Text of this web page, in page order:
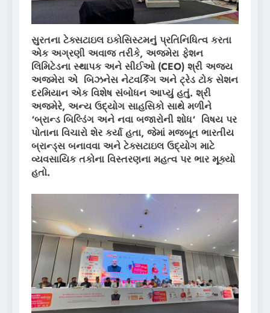
સુરતના ટેક્સટાઇલ ઇકોસિસ્ટમનું પ્રતિનિધિત્વ કરતા
એક અગ્રણી અવાજ તરીકે, અજમેરા ફેશન
લિમિટેડના સ્થાપક અને સીઈઓ (CEO) શ્રી અજય
અજમેરા એ બિઝનેસ નેટવર્કિંગ અને ટ્રેડ ટોક સેશન
દરમિયાન એક વિશેષ સંબોધન આપ્યું હતું. શ્રી
અજમેરે, અન્ય ઉદ્યોગ સાહસિકો સાથે મળીને
‘બ્રાન્ડ બિલ્ડિંગ અને નવા બજારોની શોધ‘ વિષય પર
પોતાના વિચારો શેર કર્યા હતા, જેમાં મજબૂત ભારતીય
બ્રાન્ડ્સ બનાવવા અને ટેક્સટાઇલ ઉદ્યોગ માટે
વ્યવસાયિક તકોના વિસ્તરણના મહત્વ પર ભાર મૂક્યો
હતો.